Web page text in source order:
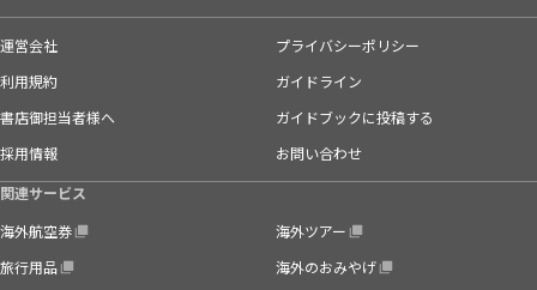
運営会社
プライバシーポリシー
利用規約
ガイドライン
書店御担当者様へ
ガイドブックに投稿する
採用情報
お問い合わせ
関連サービス
海外航空券
海外ツアー
旅行用品
海外のおみやげ